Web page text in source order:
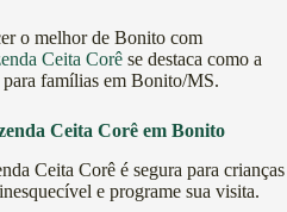
o melhor de Bonito com
Ceita Corê se destaca como a
famílias em Bonito/MS.
Ceita Corê em Bonito
Ceita Corê é segura para crianças
e programe sua visita.